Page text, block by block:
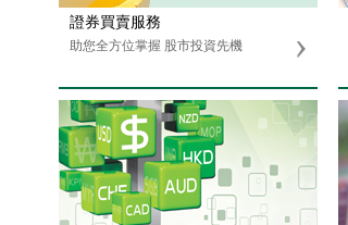
證券買賣服務
助您全方位掌握 股市投資先機